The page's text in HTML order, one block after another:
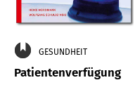
GESUNDHEIT
Patientenverfügung